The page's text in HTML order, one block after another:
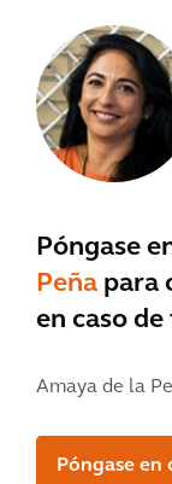
Póngase
Peña para
en caso
Amaya de la
Póngase